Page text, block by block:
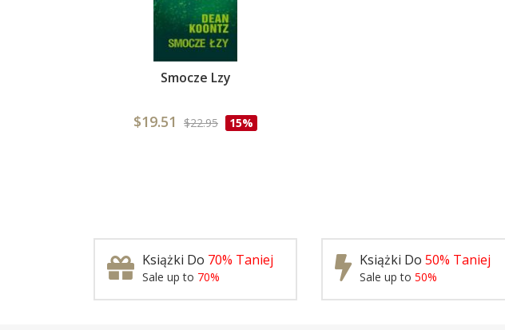
Smocze Lzy
$19.51 $22.95 15%
Książki Do 70% Taniej
Sale up to 70%
Książki Do 50% Taniej
Sale up to 50%